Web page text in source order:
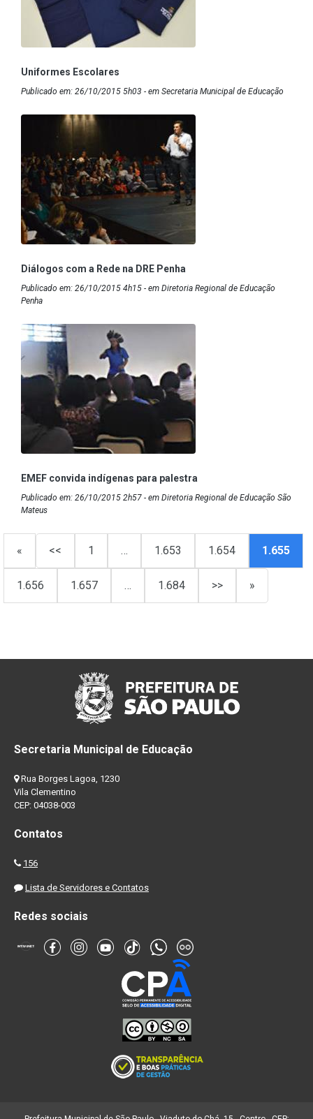
Uniformes Escolares
Publicado em: 26/10/2015 5h03 - em Secretaria Municipal de Educação
Diálogos com a Rede na DRE Penha
Publicado em: 26/10/2015 4h15 - em Diretoria Regional de Educação
Penha
EMEF convida indígenas para palestra
Publicado em: 26/10/2015 2h57 - em Diretoria Regional de Educação São
Mateus
« << 1 … 1.653 1.654 1.655
1.656 1.657 … 1.684 >> »
Secretaria Municipal de Educação
Rua Borges Lagoa, 1230
Vila Clementino
CEP: 04038-003
Contatos
156
Lista de Servidores e Contatos
Redes sociais